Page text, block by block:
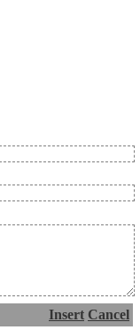
Insert Cancel